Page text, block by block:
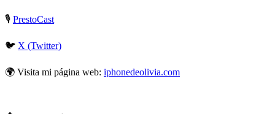
🎙️ ⁠⁠⁠⁠⁠⁠⁠PrestoCast⁠⁠⁠
🐦 ⁠⁠⁠⁠⁠⁠⁠⁠⁠⁠⁠⁠⁠⁠⁠⁠⁠⁠⁠⁠⁠⁠⁠X (Twitter)⁠⁠⁠⁠⁠⁠⁠⁠⁠⁠⁠⁠⁠⁠⁠⁠⁠⁠⁠⁠⁠⁠⁠
🌍 Visita mi página web: ⁠⁠⁠⁠⁠⁠⁠⁠⁠⁠⁠⁠⁠⁠⁠⁠⁠⁠⁠⁠⁠⁠⁠iphonedeolivia.com⁠⁠⁠⁠⁠⁠⁠⁠⁠⁠⁠⁠⁠⁠⁠⁠⁠⁠⁠⁠⁠⁠⁠